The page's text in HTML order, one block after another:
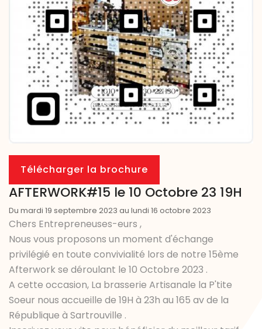
Télécharger la brochure
AFTERWORK#15 le 10 Octobre 23 19H
Du mardi 19 septembre 2023 au lundi 16 octobre 2023
Chers Entrepreneuses-eurs ,
Nous vous proposons un moment d'échange
privilégié en toute convivialité lors de notre 15ème
Afterwork se déroulant le 10 Octobre 2023 .
A cette occasion, La brasserie Artisanale la P'tite
Soeur nous accueille de 19H à 23h au 165 av de la
République à Sartrouville .